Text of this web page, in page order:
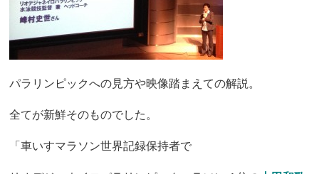
パラリンピックへの見方や映像踏まえての解説。
全てが新鮮そのものでした。
「車いすマラソン世界記録保持者で